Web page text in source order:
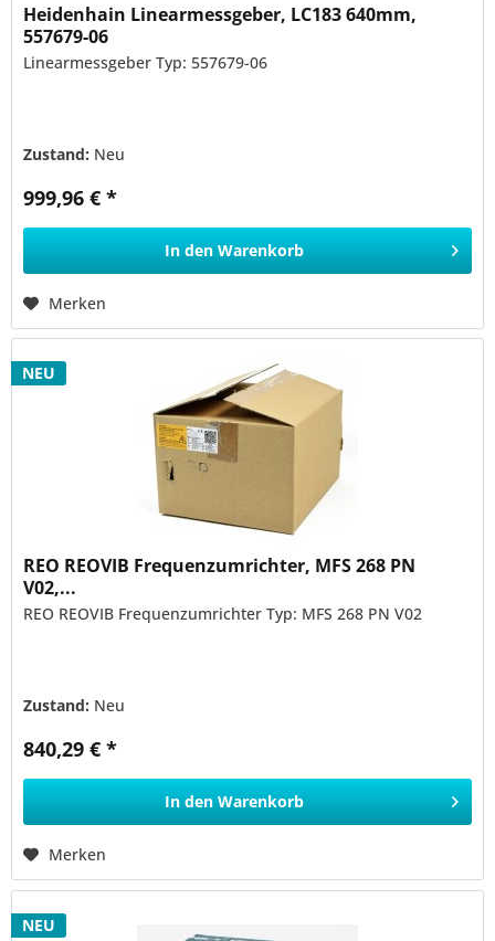
Heidenhain Linearmessgeber, LC183 640mm,
557679-06
Linearmessgeber Typ: 557679-06
Zustand: Neu
999,96 € *
In den Warenkorb
Merken
NEU
REO REOVIB Frequenzumrichter, MFS 268 PN
V02,...
REO REOVIB Frequenzumrichter Typ: MFS 268 PN V02
Zustand: Neu
840,29 € *
In den Warenkorb
Merken
NEU